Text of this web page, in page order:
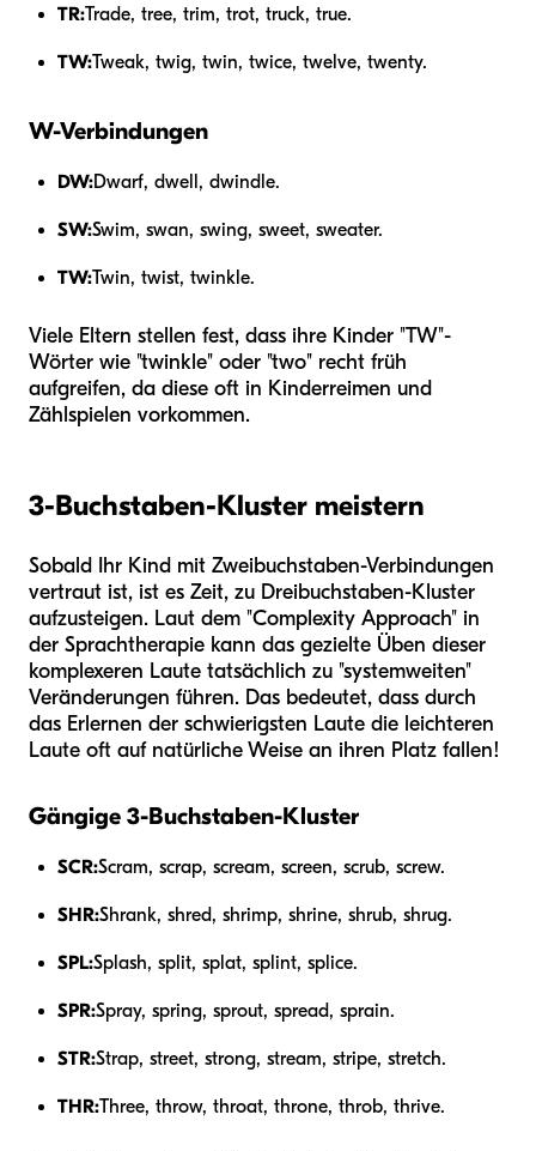
TR:Trade, tree, trim, trot, truck, true.
TW:Tweak, twig, twin, twice, twelve, twenty.
W-Verbindungen
DW:Dwarf, dwell, dwindle.
SW:Swim, swan, swing, sweet, sweater.
TW:Twin, twist, twinkle.
Viele Eltern stellen fest, dass ihre Kinder "TW"-
Wörter wie "twinkle" oder "two" recht früh
aufgreifen, da diese oft in Kinderreimen und
Zählspielen vorkommen.
3-Buchstaben-Kluster meistern
Sobald Ihr Kind mit Zweibuchstaben-Verbindungen
vertraut ist, ist es Zeit, zu Dreibuchstaben-Kluster
aufzusteigen. Laut dem "Complexity Approach" in
der Sprachtherapie kann das gezielte Üben dieser
komplexeren Laute tatsächlich zu "systemweiten"
Veränderungen führen. Das bedeutet, dass durch
das Erlernen der schwierigsten Laute die leichteren
Laute oft auf natürliche Weise an ihren Platz fallen!
Gängige 3-Buchstaben-Kluster
SCR:Scram, scrap, scream, screen, scrub, screw.
SHR:Shrank, shred, shrimp, shrine, shrub, shrug.
SPL:Splash, split, splat, splint, splice.
SPR:Spray, spring, sprout, spread, sprain.
STR:Strap, street, strong, stream, stripe, stretch.
THR:Three, throw, throat, throne, throb, thrive.